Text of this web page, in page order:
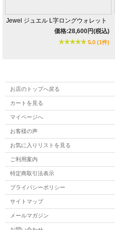
Jewel ジュエル L字ロングウォレット
価格:28,600円(税込)
5.0 (1件)
お店のトップへ戻る
カートを見る
マイページへ
お客様の声
お気に入りリストを見る
ご利用案内
特定商取引法表示
プライバシーポリシー
サイトマップ
メールマガジン